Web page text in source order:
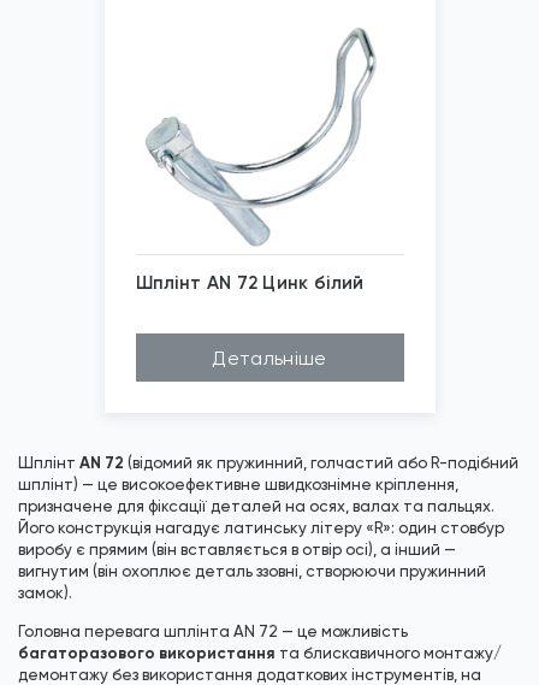
Шплінт AN 72 Цинк білий
Детальніше
Шплінт AN 72 (відомий як пружинний, голчастий або R-подібний
шплінт) — це високоефективне швидкознімне кріплення,
призначене для фіксації деталей на осях, валах та пальцях.
Його конструкція нагадує латинську літеру «R»: один стовбур
виробу є прямим (він вставляється в отвір осі), а інший —
вигнутим (він охоплює деталь ззовні, створюючи пружинний
замок).
Головна перевага шплінта AN 72 — це можливість
багаторазового використання та блискавичного монтажу/
демонтажу без використання додаткових інструментів, на